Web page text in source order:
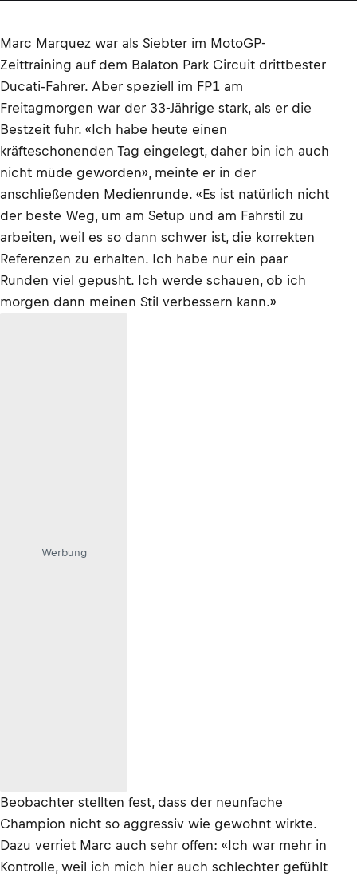
Marc Marquez war als Siebter im MotoGP-
Zeittraining auf dem Balaton Park Circuit drittbester
Ducati-Fahrer. Aber speziell im FP1 am
Freitagmorgen war der 33-Jährige stark, als er die
Bestzeit fuhr. «Ich habe heute einen
kräfteschonenden Tag eingelegt, daher bin ich auch
nicht müde geworden», meinte er in der
anschließenden Medienrunde. «Es ist natürlich nicht
der beste Weg, um am Setup und am Fahrstil zu
arbeiten, weil es so dann schwer ist, die korrekten
Referenzen zu erhalten. Ich habe nur ein paar
Runden viel gepusht. Ich werde schauen, ob ich
morgen dann meinen Stil verbessern kann.»
Werbung
Beobachter stellten fest, dass der neunfache
Champion nicht so aggressiv wie gewohnt wirkte.
Dazu verriet Marc auch sehr offen: «Ich war mehr in
Kontrolle, weil ich mich hier auch schlechter gefühlt